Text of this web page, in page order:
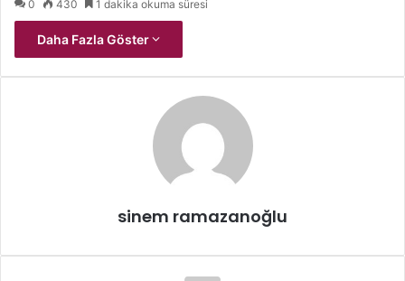
0 430 1 dakika okuma süresi
Daha Fazla Göster
sinem ramazanoğlu